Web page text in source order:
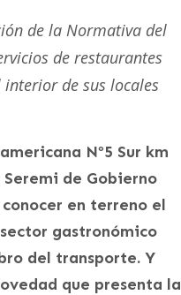
de la Normativa del
de restaurantes
de sus locales
Nº5 Sur km
de Gobierno
en terreno el
gastronómico
del transporte. Y
que presenta la